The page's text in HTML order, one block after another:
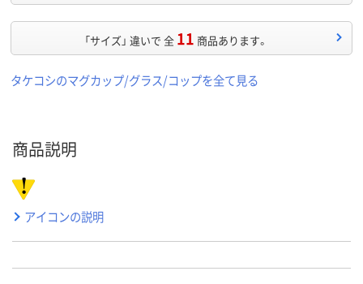
「サイズ」 違いで 全 11 商品あります。
タケコシのマグカップ/グラス/コップを全て見る
商品説明
アイコンの説明